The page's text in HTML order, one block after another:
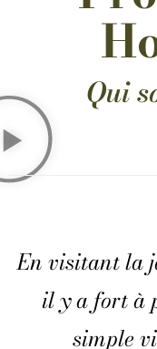
Qui
En visitant la
il y a fort à
simple